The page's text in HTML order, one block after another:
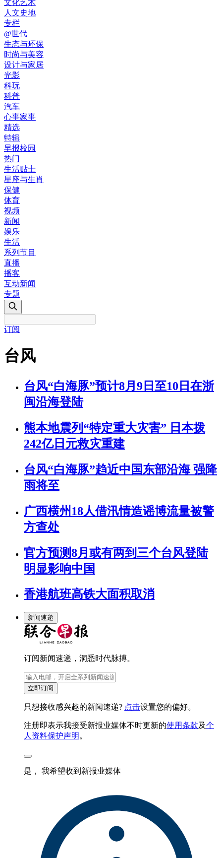
文化艺术
人文史地
专栏
@世代
生态与环保
时尚与美容
设计与家居
光影
科玩
科普
汽车
心事家事
精选
特辑
早报校园
热门
生活贴士
星座与生肖
保健
体育
视频
新闻
娱乐
生活
系列节目
直播
播客
互动新闻
专题
订阅
台风
台风“白海豚”预计8月9日至10日在浙
闽沿海登陆
熊本地震列“特定重大灾害” 日本拨
242亿日元救灾重建
台风“白海豚”趋近中国东部沿海 强降
雨将至
广西横州18人借汛情造谣博流量被警
方查处
官方预测8月或有两到三个台风登陆
明显影响中国
香港航班高铁大面积取消
新闻速递
订阅新闻速递，洞悉时代脉搏。
立即订阅
只想接收感兴趣的新闻速递? 点击设置您的偏好。
注册即表示我接受新报业媒体不时更新的使用条款及个
人资料保护声明 。
是， 我希望收到新报业媒体